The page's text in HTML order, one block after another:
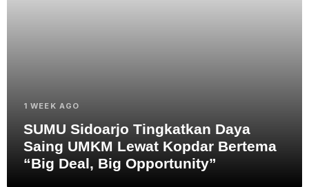
1 WEEK AGO
SUMU Sidoarjo Tingkatkan Daya
Saing UMKM Lewat Kopdar Bertema
“Big Deal, Big Opportunity”